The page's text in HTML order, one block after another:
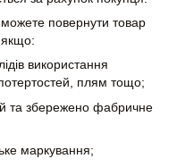
повернути товар
якщо:
використання
плям тощо;
та збережено фабричне
маркування;